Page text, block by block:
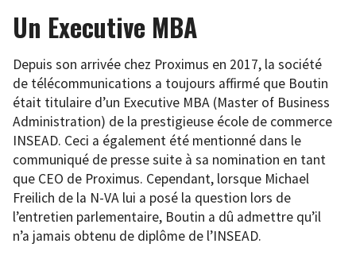
Un Executive MBA
Depuis son arrivée chez Proximus en 2017, la société
de télécommunications a toujours affirmé que Boutin
était titulaire d’un Executive MBA (Master of Business
Administration) de la prestigieuse école de commerce
INSEAD. Ceci a également été mentionné dans le
communiqué de presse suite à sa nomination en tant
que CEO de Proximus. Cependant, lorsque Michael
Freilich de la N-VA lui a posé la question lors de
l’entretien parlementaire, Boutin a dû admettre qu’il
n’a jamais obtenu de diplôme de l’INSEAD.